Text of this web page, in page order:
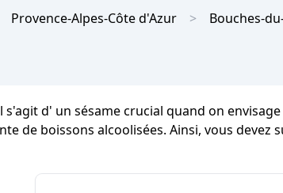
Provence-Alpes-Côte d'Azur Bouches-
s'agit d' un sésame crucial quand on
de boissons alcoolisées. Ainsi, vous